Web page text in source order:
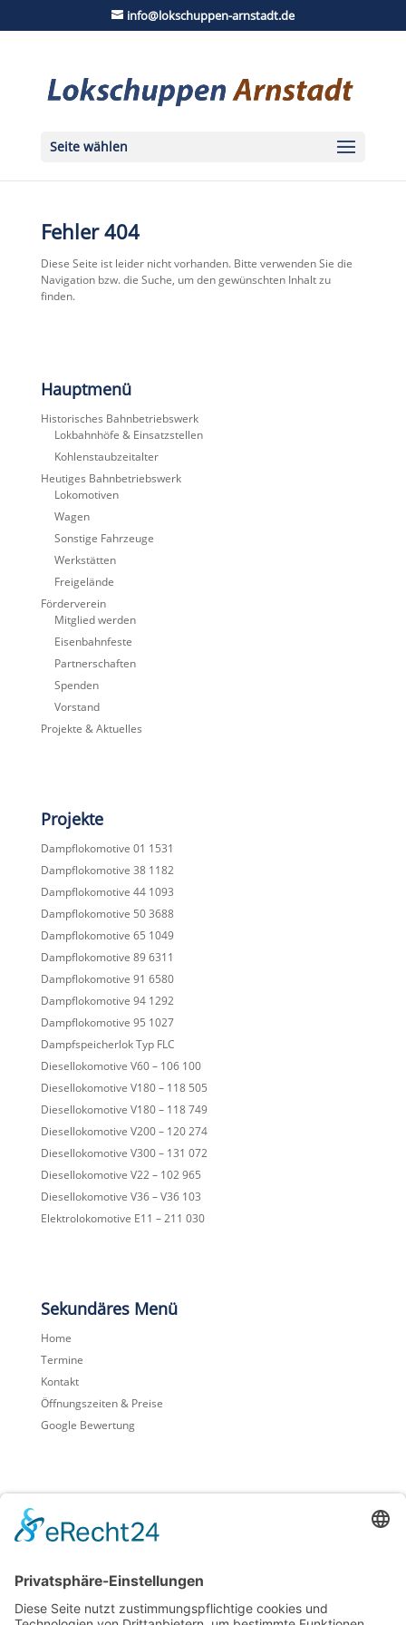
info@lokschuppen-arnstadt.de
Seite wählen
Fehler 404
Diese Seite ist leider nicht vorhanden. Bitte verwenden Sie die
Navigation bzw. die Suche, um den gewünschten Inhalt zu
finden.
Hauptmenü
Historisches Bahnbetriebswerk
Lokbahnhöfe & Einsatzstellen
Kohlenstaubzeitalter
Heutiges Bahnbetriebswerk
Lokomotiven
Wagen
Sonstige Fahrzeuge
Werkstätten
Freigelände
Förderverein
Mitglied werden
Eisenbahnfeste
Partnerschaften
Spenden
Vorstand
Projekte & Aktuelles
Projekte
Dampflokomotive 01 1531
Dampflokomotive 38 1182
Dampflokomotive 44 1093
Dampflokomotive 50 3688
Dampflokomotive 65 1049
Dampflokomotive 89 6311
Dampflokomotive 91 6580
Dampflokomotive 94 1292
Dampflokomotive 95 1027
Dampfspeicherlok Typ FLC
Diesellokomotive V60 – 106 100
Diesellokomotive V180 – 118 505
Diesellokomotive V180 – 118 749
Diesellokomotive V200 – 120 274
Diesellokomotive V300 – 131 072
Diesellokomotive V22 – 102 965
Diesellokomotive V36 – V36 103
Elektrolokomotive E11 – 211 030
Sekundäres Menü
Home
Termine
Kontakt
Öffnungszeiten & Preise
Google Bewertung
Footermenü
Impressum
Cookie-Einstellungen
Sitemap